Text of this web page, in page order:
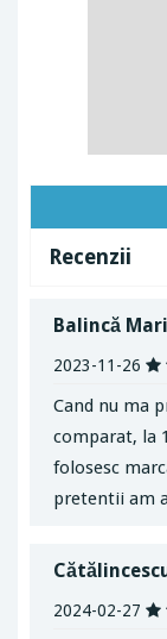
Recenzii
Balincă
2023-11-26
Cand nu ma
comparat, la
folosesc
pretentii am
2024-02-27